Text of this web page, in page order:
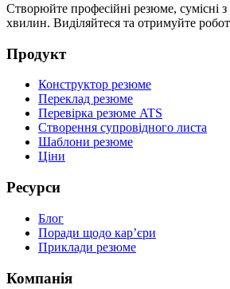
Створюйте професійні резюме, сумісні з
хвилин. Виділяйтеся та отримуйте
Продукт
Конструктор резюме
Переклад резюме
Перевірка резюме ATS
Створення супровідного листа
Шаблони резюме
Ціни
Ресурси
Блог
Поради щодо кар’єри
Приклади резюме
Компанія